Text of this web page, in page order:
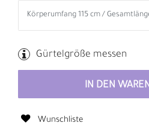
Gürtelgröße messen
IN DEN
Wunschliste